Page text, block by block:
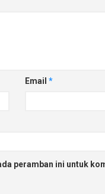
Email*
peramban ini untuk